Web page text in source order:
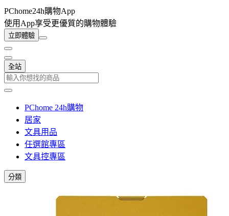
PChome24h購物App
使用App享受更優質的購物體驗
立即體驗
全站
PChome 24h購物
居家
文具用品
任選館專區
文具控專區
分類